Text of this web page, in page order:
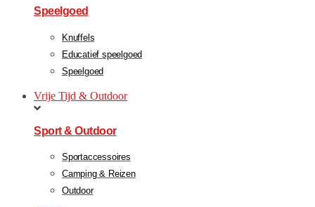
Speelgoed
Knuffels
Educatief speelgoed
Speelgoed
Vrije Tijd & Outdoor
Sport & Outdoor
Sportaccessoires
Camping & Reizen
Outdoor